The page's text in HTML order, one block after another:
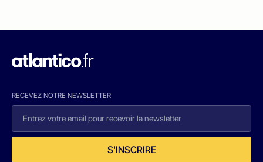
RECEVEZ NOTRE NEWSLETTER
S'INSCRIRE